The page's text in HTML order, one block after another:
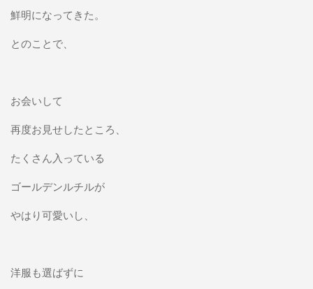
鮮明になってきた。
とのことで、
お会いして
再度お見せしたところ、
たくさん入っている
ゴールデンルチルが
やはり可愛いし、
洋服も選ばずに